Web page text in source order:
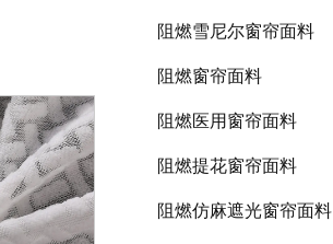
阻燃雪尼尔窗帘面料
阻燃窗帘面料
阻燃医用窗帘面料
阻燃提花窗帘面料
阻燃仿麻遮光窗帘面料